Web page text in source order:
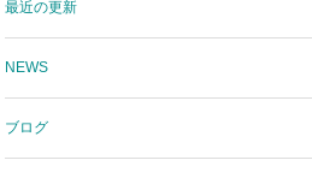
最近の更新
NEWS
ブログ